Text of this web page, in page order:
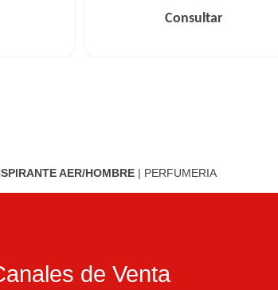
Consultar
AER/HOMBRE| PERFUMERIA
de Venta